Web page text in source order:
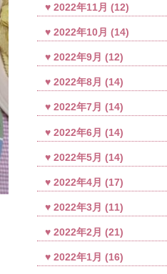
2022年11月 (12)
2022年10月 (14)
2022年9月 (12)
2022年8月 (14)
2022年7月 (14)
2022年6月 (14)
2022年5月 (14)
2022年4月 (17)
2022年3月 (11)
2022年2月 (21)
2022年1月 (16)